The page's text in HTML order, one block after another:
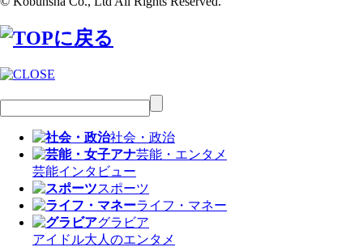
社会・政治
芸能・エンタメ
芸能インタビュー
スポーツ
ライフ・マネー
グラビア
アイドル大人のエンタメ